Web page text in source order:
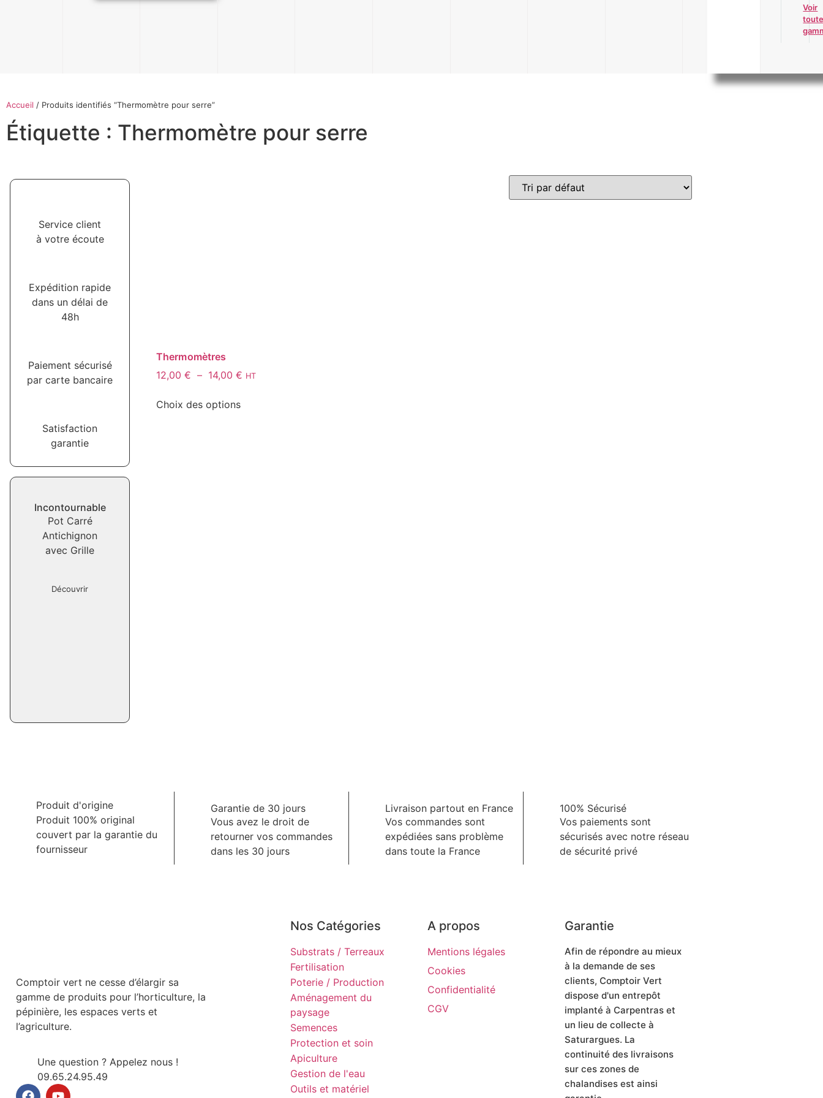
Voir
Accueil / Produits identifiés “Thermomètre pour serre”
Étiquette : Thermomètre pour serre
Service client
à votre écoute
Expédition rapide
dans un délai de
48h
Paiement sécurisé
par carte bancaire
Satisfaction
garantie
Incontournable
Pot Carré
Antichignon
avec Grille
Découvrir
Thermomètres
12,00 € – 14,00 € HT
Choix des options
Produit d'origine
Produit 100% original
couvert par la garantie du
fournisseur
Garantie de 30 jours
Vous avez le droit de
retourner vos commandes
dans les 30 jours
Livraison partout en France
Vos commandes sont
expédiées sans problème
dans toute la France
100% Sécurisé
Vos paiements sont
sécurisés avec notre réseau
de sécurité privé
Comptoir vert ne cesse d’élargir sa
gamme de produits pour l’horticulture, la
pépinière, les espaces verts et
l’agriculture.
Une question ? Appelez nous !
09.65.24.95.49
Nos Catégories
Substrats / Terreaux
Fertilisation
Poterie / Production
Aménagement du
paysage
Semences
Protection et soin
Apiculture
Gestion de l'eau
Outils et matériel
A propos
Mentions légales
Cookies
Confidentialité
CGV
Garantie
Afin de répondre au mieux
à la demande de ses
clients, Comptoir Vert
dispose d'un entrepôt
implanté à Carpentras et
un lieu de collecte à
Saturargues. La
continuité des livraisons
sur ces zones de
chalandises est ainsi